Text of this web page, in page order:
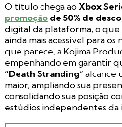
O título chega aoXbox
promoção de 50% de
digital da plataforma, o
ainda mais acessível para os
que parece, a Kojima
empenhando em garantir
“Death Stranding” alcance
maior, ampliando sua
consolidando sua posição
estúdios independentes da